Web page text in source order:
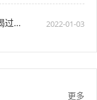
好奇猫奶是什么味道，有人和我一样喝过猫奶吗？” 2022-01-03
更多